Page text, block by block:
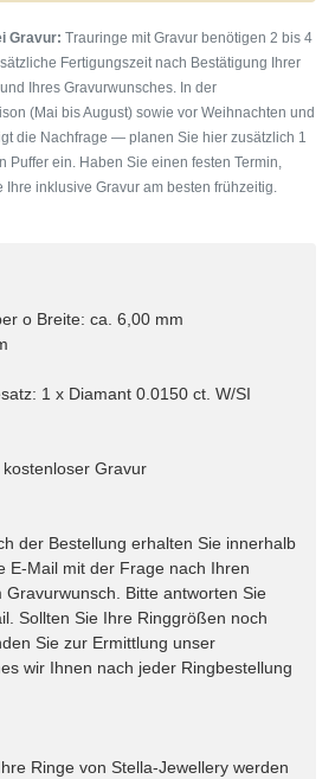
Gravur: Trauringe mit Gravur benötigen 2 bis 4
Fertigungszeit nach Bestätigung Ihrer
Ihres Gravurwunsches. In der
(Mai bis August) sowie vor Weihnachten und
die Nachfrage — planen Sie hier zusätzlich 1
Puffer ein. Haben Sie einen festen Termin,
Ihre inklusive Gravur am besten frühzeitig.
o Breite: ca. 6,00 mm
1 x Diamant 0.0150 ct. W/SI
Gravur
der Bestellung erhalten Sie innerhalb
E-Mail mit der Frage nach Ihren
Bitte antworten Sie
Sollten Sie Ihre Ringgrößen noch
Sie zur Ermittlung unser
wir Ihnen nach jeder Ringbestellung
Ringe von Stella-Jewellery werden